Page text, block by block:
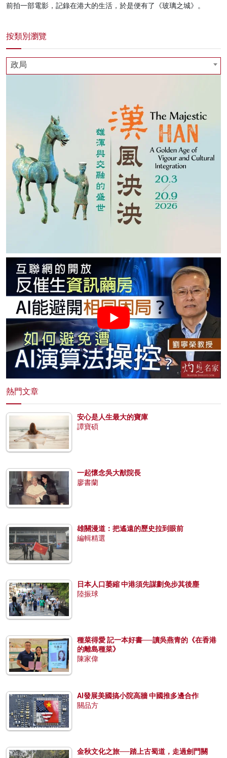
前拍一部電影，記錄在港大的生活，於是便有了《玻璃之城》。
按類別瀏覽
政局
熱門文章
安心是人生最大的寶庫
譚寶碩
一起懷念吳大猷院長
廖書蘭
雄關漫道：把遙遠的歷史拉到眼前
編輯精選
日本人口萎縮 中港須先謀劃免步其後塵
陸振球
種菜得愛 記一本好書──讀吳燕青的《在香港
的離島種菜》
陳家偉
AI發展美國搞小院高牆 中國推多邊合作
關品方
金秋文化之旅──踏上古蜀道，走過劍門關